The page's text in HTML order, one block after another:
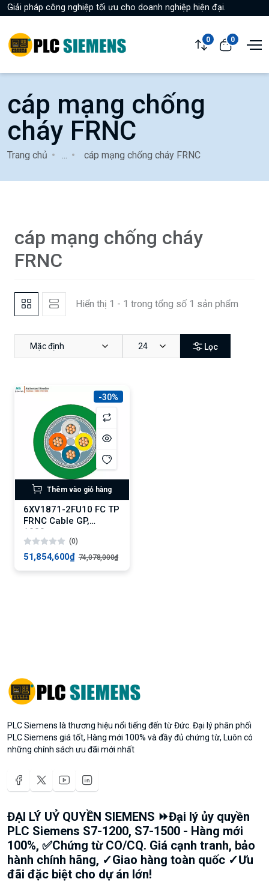
Giải pháp công nghiệp tối ưu cho doanh nghiệp hiện đại.
0 0
cáp mạng chống
cháy FRNC
Trang chủ cáp mạng chống cháy FRNC
cáp mạng chống cháy
FRNC
Hiển thị 1 - 1 trong tổng số 1 sản phẩm
Mặc định 24 Lọc
-30%
Thêm vào giỏ hàng
6XV1871-2FU10 FC TP
FRNC Cable GP,
1000m
(0)
51,854,600₫ 74,078,000₫
PLC Siemens là thương hiệu nổi tiếng đến từ Đức. Đại lý phân phối
PLC Siemens giá tốt, Hàng mới 100% và đầy đủ chứng từ, Luôn có
những chính sách ưu đãi mới nhất
ĐẠI LÝ UỶ QUYỀN SIEMENS ⏩Đại lý ủy quyền
PLC Siemens S7-1200, S7-1500 - Hàng mới
100%, ✅Chứng từ CO/CQ. Giá cạnh tranh, bảo
hành chính hãng, ✓Giao hàng toàn quốc ✓Ưu
đãi đặc biệt cho dự án lớn!